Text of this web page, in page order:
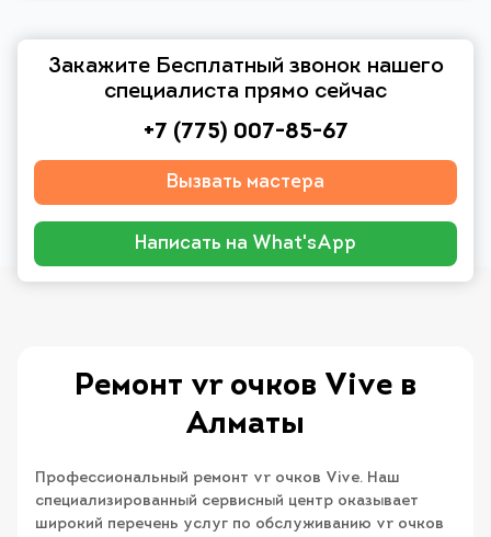
Закажите Бесплатный звонок нашего
специалиста прямо сейчас
+7 (775) 007-85-67
Вызвать мастера
Написать на What'sApp
Ремонт vr очков Vive в
Алматы
Профессиональный ремонт vr очков Vive. Наш
специализированный сервисный центр оказывает
широкий перечень услуг по обслуживанию vr очков